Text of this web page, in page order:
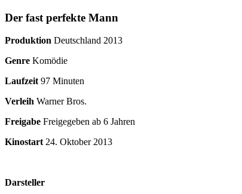
Der fast perfekte Mann
Produktion Deutschland 2013
Genre Komödie
Laufzeit97 Minuten
Verleih Warner Bros.
Freigabe Freigegeben ab 6 Jahren
Kinostart 24. Oktober 2013
Darsteller